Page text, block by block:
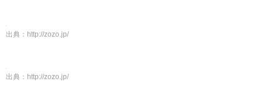
出典： http://zozo.jp/
出典： http://zozo.jp/